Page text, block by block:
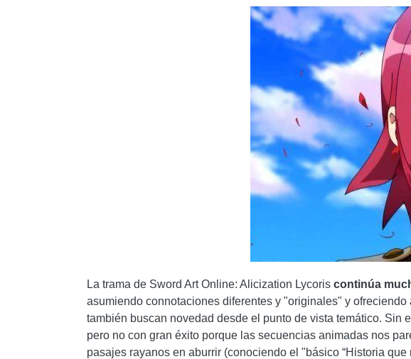
La trama de Sword Art Online: Alicization Lycoris continúa
asumiendo connotaciones diferentes y "originales" y
también buscan novedad desde el punto de vista temático. Sin
pero no con gran éxito porque las secuencias animadas nos
pasajes rayanos en aburrir (conociendo el "básico “Historia